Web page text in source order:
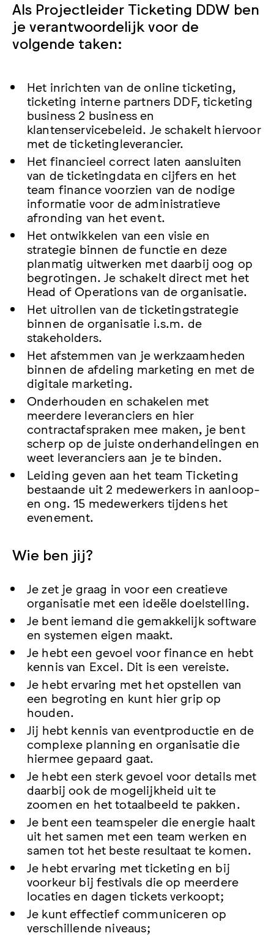
Als Projectleider Ticketing DDW ben
je verantwoordelijk voor de
volgende taken:
Het inrichten van de online ticketing,
ticketing interne partners DDF, ticketing
business 2 business en
klantenservicebeleid. Je schakelt hiervoor
met de ticketingleverancier.
Het financieel correct laten aansluiten
van de ticketingdata en cijfers en het
team finance voorzien van de nodige
informatie voor de administratieve
afronding van het event.
Het ontwikkelen van een visie en
strategie binnen de functie en deze
planmatig uitwerken met daarbij oog op
begrotingen. Je schakelt direct met het
Head of Operations van de organisatie.
Het uitrollen van de ticketingstrategie
binnen de organisatie i.s.m. de
stakeholders.
Het afstemmen van je werkzaamheden
binnen de afdeling marketing en met de
digitale marketing.
Onderhouden en schakelen met
meerdere leveranciers en hier
contractafspraken mee maken, je bent
scherp op de juiste onderhandelingen en
weet leveranciers aan je te binden.
Leiding geven aan het team Ticketing
bestaande uit 2 medewerkers in aanloop-
en ong. 15 medewerkers tijdens het
evenement.
Wie ben jij?
Je zet je graag in voor een creatieve
organisatie met een ideële doelstelling.
Je bent iemand die gemakkelijk software
en systemen eigen maakt.
Je hebt een gevoel voor finance en hebt
kennis van Excel. Dit is een vereiste.
Je hebt ervaring met het opstellen van
een begroting en kunt hier grip op
houden.
Jij hebt kennis van eventproductie en de
complexe planning en organisatie die
hiermee gepaard gaat.
Je hebt een sterk gevoel voor details met
daarbij ook de mogelijkheid uit te
zoomen en het totaalbeeld te pakken.
Je bent een teamspeler die energie haalt
uit het samen met een team werken en
samen tot het beste resultaat te komen.
Je hebt ervaring met ticketing en bij
voorkeur bij festivals die op meerdere
locaties en dagen tickets verkoopt;
Je kunt effectief communiceren op
verschillende niveaus;